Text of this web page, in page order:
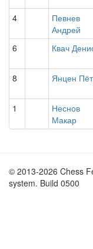
4
Певнев
Андрей
6 Квач
8 Янцен
1
Неснов
Макар
© 2013-2026 Chess
system. Build 0500